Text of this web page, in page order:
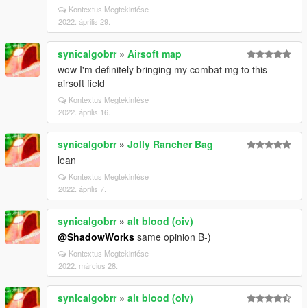
Kontextus Megtekintése
2022. április 29.
synicalgobrr» Airsoft map
wow I'm definitely bringing my combat mg to this
airsoft field
Kontextus Megtekintése
2022. április 16.
synicalgobrr» Jolly Rancher Bag
lean
Kontextus Megtekintése
2022. április 7.
synicalgobrr» alt blood (oiv)
@ShadowWorks same opinion B-)
Kontextus Megtekintése
2022. március 28.
synicalgobrr» alt blood (oiv)